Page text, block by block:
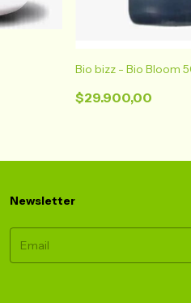
Bio bizz - Bio Bloom
$29.900,00
Newsletter